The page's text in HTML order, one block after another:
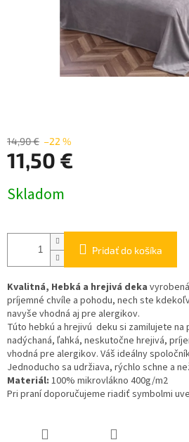
14,90 € –22 %
11,50 €
cena:
Skladom
Pridať do košíka
Kvalitná, Hebká a hrejivá deka
príjemné chvíle a pohodu, nech ste
navyše vhodná aj pre alergikov.
Túto hebkú a hrejivú deku si zamilujete
nadýchaná, ľahká, neskutočne hrejivá,
vhodná pre alergikov. Váš ideálny
Jednoducho sa udržiava, rýchlo schne a
Materiál: 100% mikrovlákno 400g/m2
Pri praní doporučujeme riadiť symbolmi